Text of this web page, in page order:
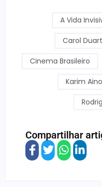
A Vida
Carol
Cinema Brasileiro
Karim
Compartilhar